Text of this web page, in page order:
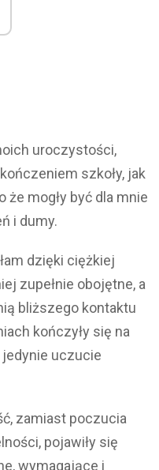
uroczystości,
szkoły, jak
mogły być dla mnie
i dumy.
dzięki ciężkiej
zupełnie obojętne, a
bliższego kontaktu
kończyły się na
uczucie
zamiast poczucia
pojawiły się
wymagające i